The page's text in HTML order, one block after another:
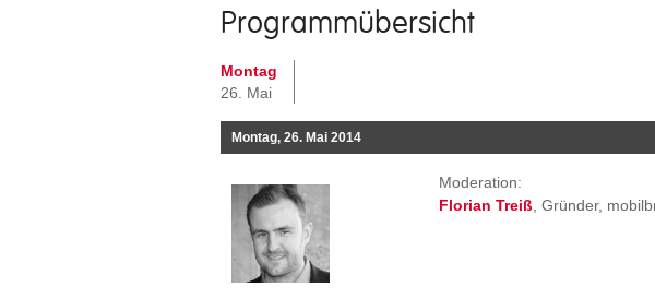
Programmübersicht
Montag
26. Mai
Montag, 26. Mai 2014
Moderation:
Florian Treiß , Gründer,